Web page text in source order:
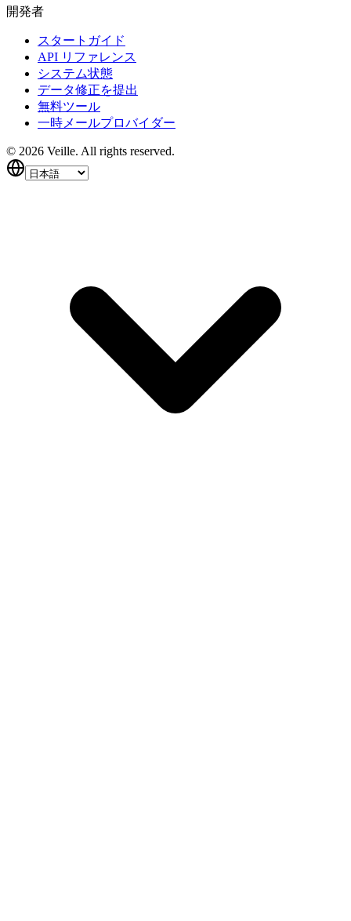
開発者
スタートガイド
API リファレンス
システム状態
データ修正を提出
無料ツール
一時メールプロバイダー
© 2026 Veille. All rights reserved.